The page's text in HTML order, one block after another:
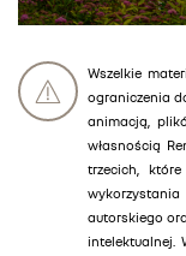
Wszelkie
ograniczenia
animacją,
własnością
trzecich,
autorskiego
intelektualnej.